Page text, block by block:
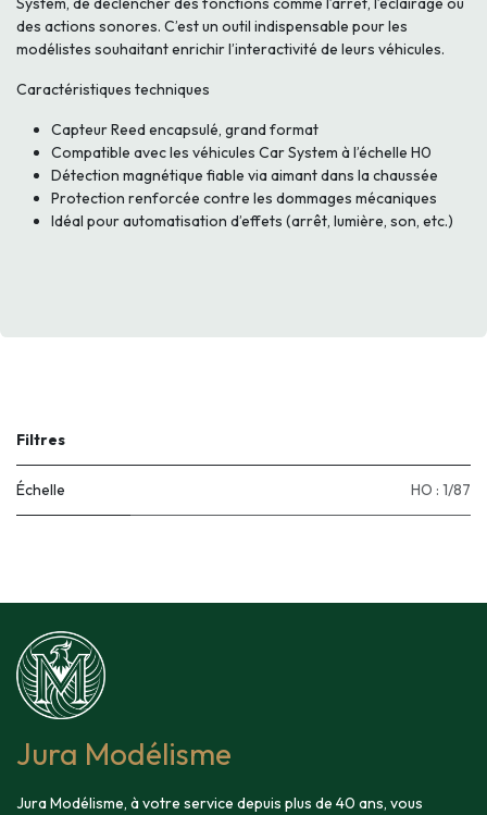
des actions sonores. C’est un outil indispensable pour les
modélistes souhaitant enrichir l’interactivité de leurs véhicules.
Caractéristiques techniques
Capteur Reed encapsulé, grand format
Compatible avec les véhicules Car System à l’échelle H0
Détection magnétique fiable via aimant dans la chaussée
Protection renforcée contre les dommages mécaniques
Idéal pour automatisation d’effets (arrêt, lumière, son, etc.)
Filtres
Échelle HO : 1/87
Jura Modélisme
Jura Modélisme, à votre service depuis plus de 40 ans, vous